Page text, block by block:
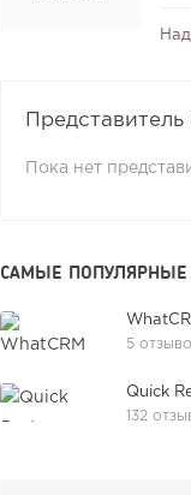
Пока нет
САМЫЕ
5
Quick
132